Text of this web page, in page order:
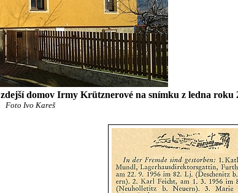
domov Irmy Krütznerové na snímku z ledna roku
Foto Ivo Kareš